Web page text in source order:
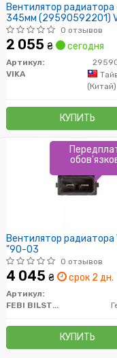
Вентилятор радиатора
345мм (29590592201)
0 отзывов
2 055 ₴ сегодня
Артикул:
VIKA
(Китай)
КУПИТЬ
Вентилятор радиатора
"90-03
0 отзывов
4 045 ₴ срок 2 дн.
Артикул:
FEBI BILSTEIN
КУПИТЬ